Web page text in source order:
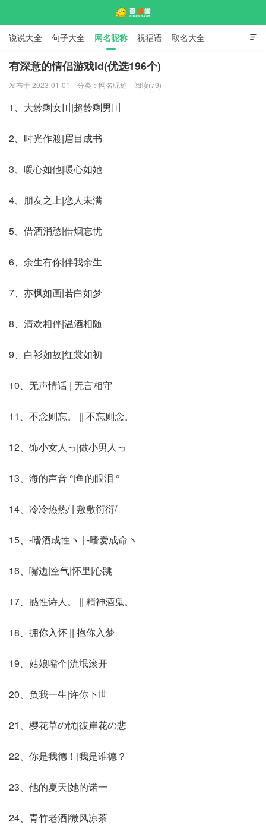

说说大全 句子大全 网名昵称 祝福语 取名大全
标语口号 签名大全
有深意的情侣游戏id(优选196个)
发布于 2023-01-01 分类： 网名昵称 阅读(79)
1、大龄剩女〣|超龄剩男〣
2、时光作渡|眉目成书
3、暖心如他|暖心如她
4、朋友之上|恋人未满
5、借酒消愁|借烟忘忧
6、余生有你|伴我余生
7、亦枫如画|若白如梦
8、清欢相伴|温酒相随
9、白衫如故|红裳如初
10、无声情话 | 无言相守
11、不念则忘。 || 不忘则念。
12、饰小女人っ|做小男人っ
13、海的声音 °|鱼的眼泪 °
14、冷冷热热/ | 敷敷衍衍/
15、-嗜酒成性ヽ | -嗜爱成命ヽ
16、嘴边|空气|怀里|心跳
17、感性诗人。 || 精神酒鬼。
18、拥你入怀 || 抱你入梦
19、姑娘嘴个|流氓滚开
20、负我一生|许你下世
21、樱花草の忧|彼岸花の悲
22、你是我德！|我是谁德？
23、他的夏天|她的诺一
24、青竹老酒|微风凉茶